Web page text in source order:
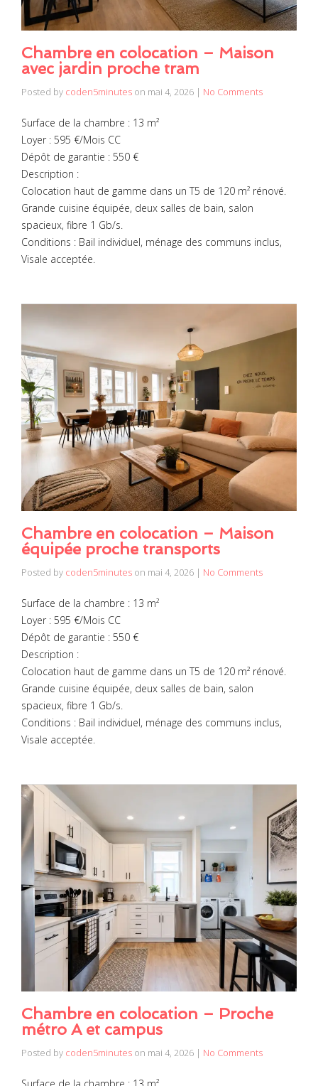
Chambre en colocation – Maison
avec jardin proche tram
Posted by coden5minutes on mai 4, 2026 | No Comments
Surface de la chambre : 13 m²
Loyer : 595 €/Mois CC
Dépôt de garantie : 550 €
Description :
Colocation haut de gamme dans un T5 de 120 m² rénové.
Grande cuisine équipée, deux salles de bain, salon
spacieux, fibre 1 Gb/s.
Conditions : Bail individuel, ménage des communs inclus,
Visale acceptée.
Chambre en colocation – Maison
équipée proche transports
Posted by coden5minutes on mai 4, 2026 | No Comments
Surface de la chambre : 13 m²
Loyer : 595 €/Mois CC
Dépôt de garantie : 550 €
Description :
Colocation haut de gamme dans un T5 de 120 m² rénové.
Grande cuisine équipée, deux salles de bain, salon
spacieux, fibre 1 Gb/s.
Conditions : Bail individuel, ménage des communs inclus,
Visale acceptée.
Chambre en colocation – Proche
métro A et campus
Posted by coden5minutes on mai 4, 2026 | No Comments